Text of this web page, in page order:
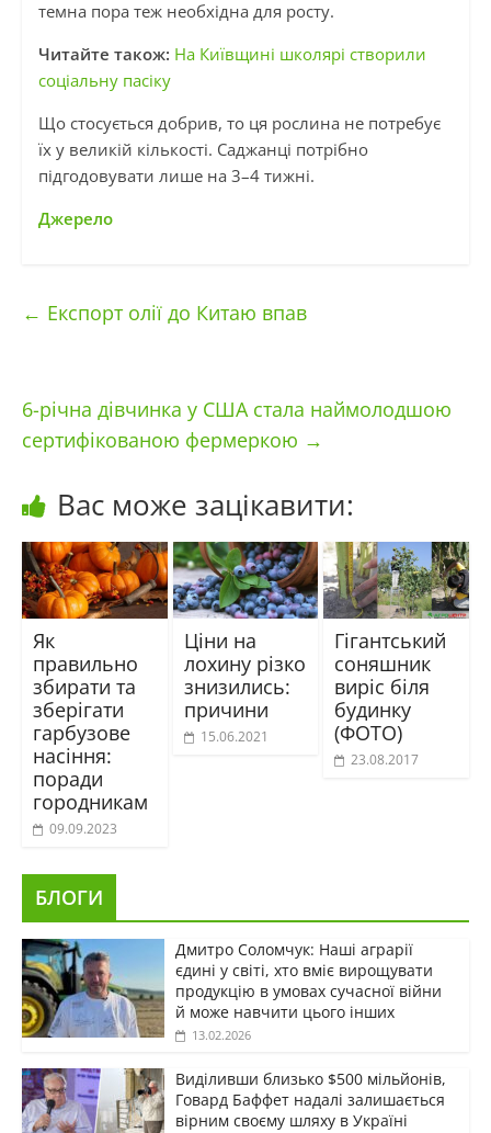
темна пора теж необхідна для росту.
Читайте також: На Київщині школярі створили
соціальну пасіку
Що стосується добрив, то ця рослина не потребує
їх у великій кількості. Саджанці потрібно
підгодовувати лише на 3–4 тижні.
Джерело
← Експорт олії до Китаю впав
6-річна дівчинка у США стала наймолодшою
сертифікованою фермеркою →
Вас може зацікавити:
Як
правильно
збирати та
зберігати
гарбузове
насіння:
поради
городникам
09.09.2023
Ціни на
лохину різко
знизились:
причини
15.06.2021
Гігантський
соняшник
виріс біля
будинку
(ФОТО)
23.08.2017
БЛОГИ
Дмитро Соломчук: Наші аграрії
єдині у світі, хто вміє вирощувати
продукцію в умовах сучасної війни
й може навчити цього інших
13.02.2026
Виділивши близько $500 мільйонів,
Говард Баффет надалі залишається
вірним своєму шляху в Україні